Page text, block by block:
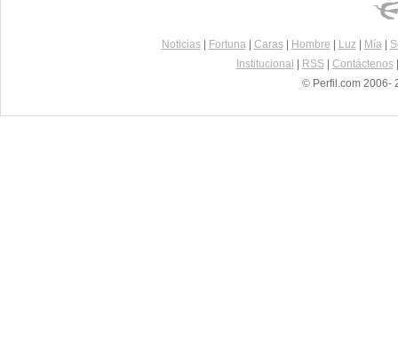
Noticias| Fortuna| Caras| Hombre Luz| Mía|
Institucional
RSS| Contáctenos
© Perfil.com 2006-